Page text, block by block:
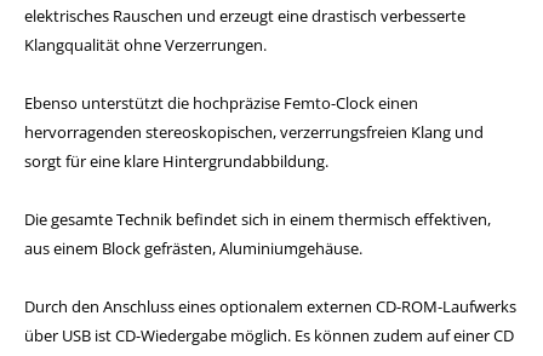
elektrisches Rauschen und erzeugt eine drastisch verbesserte
Klangqualität ohne Verzerrungen.
Ebenso unterstützt die hochpräzise Femto-Clock einen
hervorragenden stereoskopischen, verzerrungsfreien Klang und
sorgt für eine klare Hintergrundabbildung.
Die gesamte Technik befindet sich in einem thermisch effektiven,
aus einem Block gefrästen, Aluminiumgehäuse.
Durch den Anschluss eines optionalem externen CD-ROM-Laufwerks
über USB ist CD-Wiedergabe möglich. Es können zudem auf einer CD